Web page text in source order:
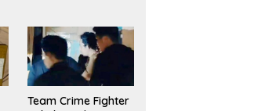
Team Crime Fighter